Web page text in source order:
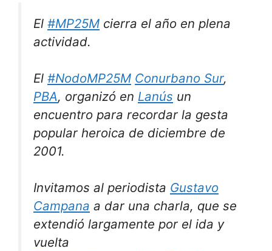
El #MP25M cierra el año en plena
actividad.
El #NodoMP25M Conurbano Sur,
PBA, organizó en Lanús un
encuentro para recordar la gesta
popular heroica de diciembre de
2001.
Invitamos al periodista Gustavo
Campana a dar una charla, que se
extendió largamente por el ida y
vuelta